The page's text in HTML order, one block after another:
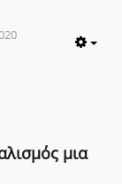
μια